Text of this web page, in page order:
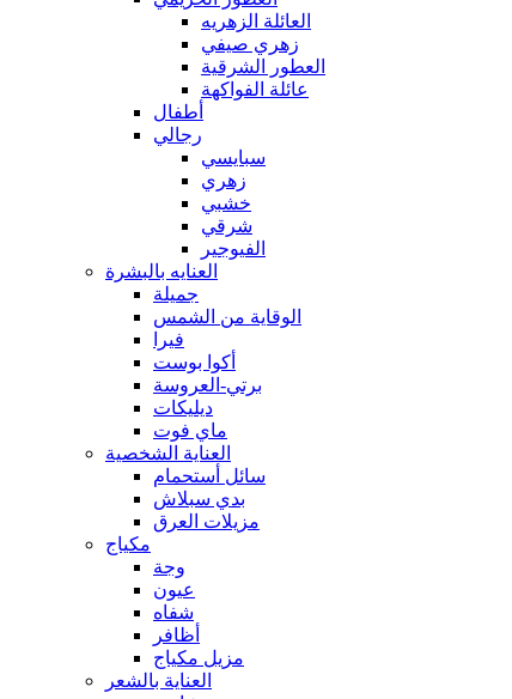
العائلة الزهريه
زهري صيفي
العطور الشرقية
عائلة الفواكهة
أطفال
رجالي
سبايسي
زهري
خشبي
شرقي
الفيوجير
العنايه بالبشرة
جميلة
الوقاية من الشمس
فيرا
أكوا بوست
برتي-العروسة
ديليكات
ماي فوت
العناية الشخصية
سائل أستحمام
بدي سبلاش
مزيلات العرق
مكياج
وجة
عيون
شفاه
أظافر
مزيل مكياج
العناية بالشعر